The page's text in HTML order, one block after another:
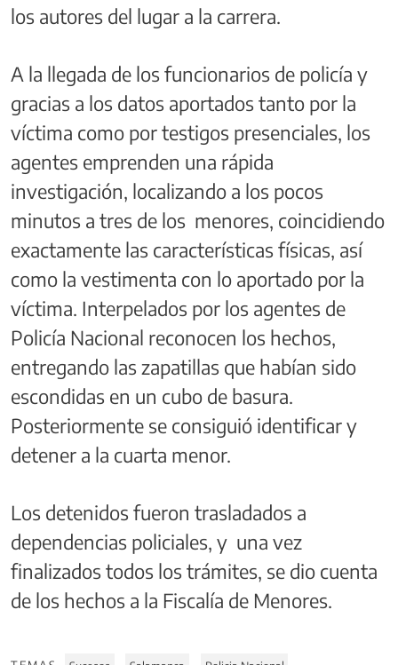
los autores del lugar a la carrera.
A la llegada de los funcionarios de policía y
gracias a los datos aportados tanto por la
víctima como por testigos presenciales, los
agentes emprenden una rápida
investigación, localizando a los pocos
minutos a tres de los menores, coincidiendo
exactamente las características físicas, así
como la vestimenta con lo aportado por la
víctima. Interpelados por los agentes de
Policía Nacional reconocen los hechos,
entregando las zapatillas que habían sido
escondidas en un cubo de basura.
Posteriormente se consiguió identificar y
detener a la cuarta menor.
Los detenidos fueron trasladados a
dependencias policiales, y una vez
finalizados todos los trámites, se dio cuenta
de los hechos a la Fiscalía de Menores.